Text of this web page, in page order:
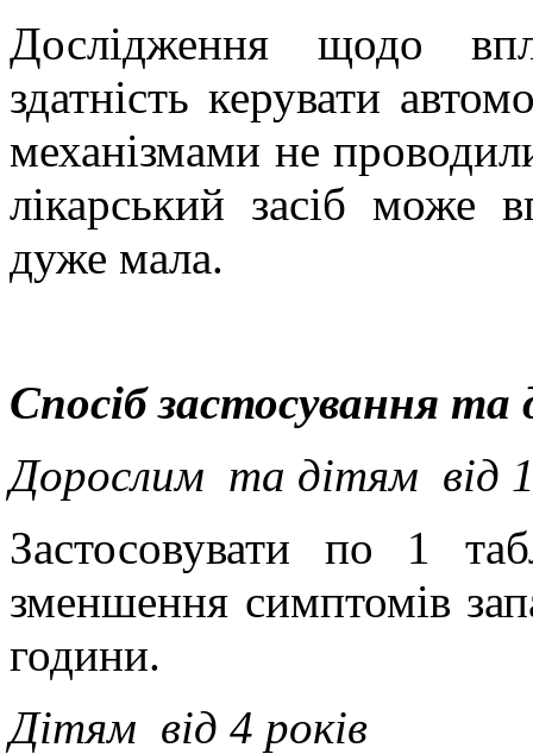
Дослідження щодо
здатність керувати
механізмами не
лікарський засіб може
дуже мала.
Спосіб застосування та
Дорослим та дітям від
Застосовувати по 1
зменшення симптомів
години.
Дітям від 4 років